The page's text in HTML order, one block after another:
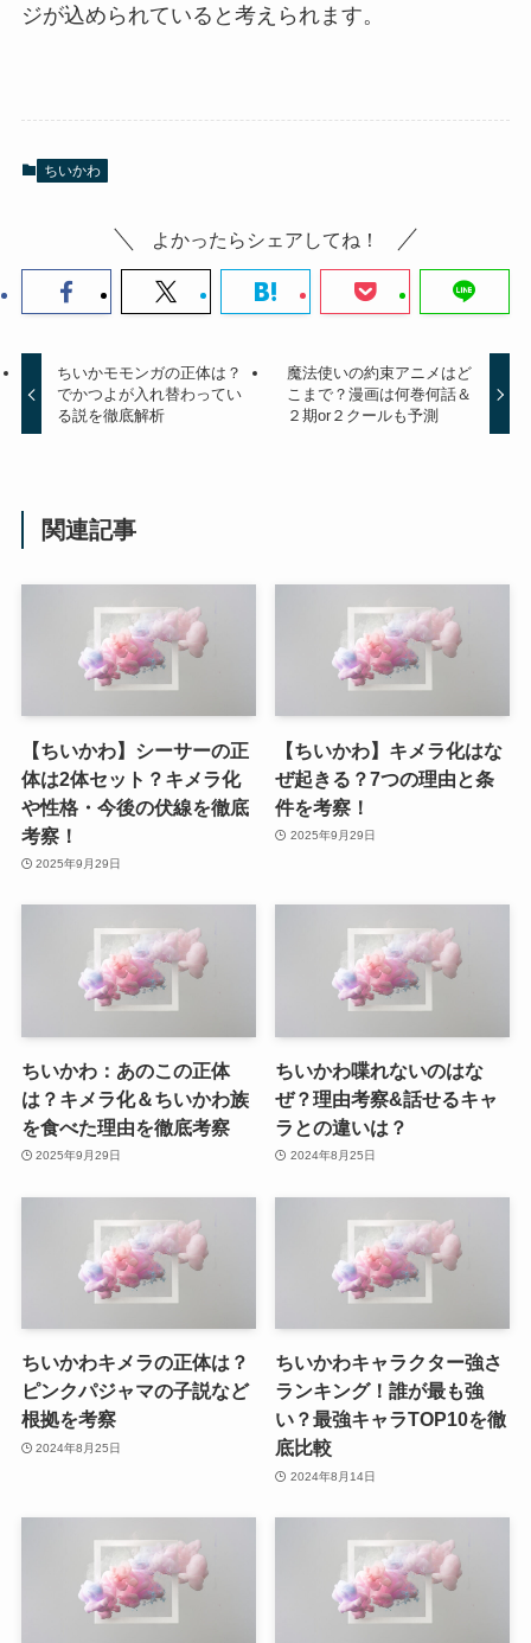
ジが込められていると考えられます。
ちいかわ
よかったらシェアしてね！
ちいかモモンガの正体は？
でかつよが入れ替わってい
る説を徹底解析
魔法使いの約束アニメはど
こまで？漫画は何巻何話＆
２期or２クールも予測
関連記事
【ちいかわ】シーサーの正
体は2体セット？キメラ化
や性格・今後の伏線を徹底
考察！
2025年9月29日
【ちいかわ】キメラ化はな
ぜ起きる？7つの理由と条
件を考察！
2025年9月29日
ちいかわ：あのこの正体
は？キメラ化＆ちいかわ族
を食べた理由を徹底考察
2025年9月29日
ちいかわ喋れないのはな
ぜ？理由考察&話せるキャ
ラとの違いは？
2024年8月25日
ちいかわキメラの正体は？
ピンクパジャマの子説など
根拠を考察
2024年8月25日
ちいかわキャラクター強さ
ランキング！誰が最も強
い？最強キャラTOP10を徹
底比較
2024年8月14日